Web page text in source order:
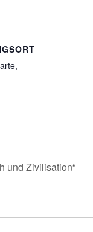
und Zivilisation“